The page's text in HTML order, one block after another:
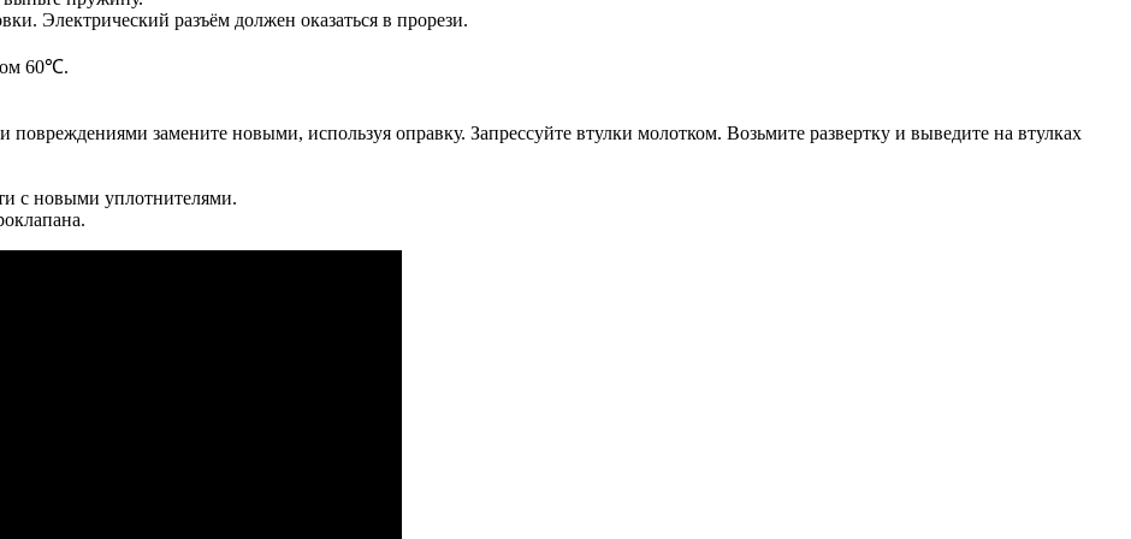
Электрический разъём должен оказаться в прорези.
60℃.
замените новыми, используя оправку. Запрессуйте втулки молотком. Возьмите развертку и выведите на втулках
с новыми уплотнителями.